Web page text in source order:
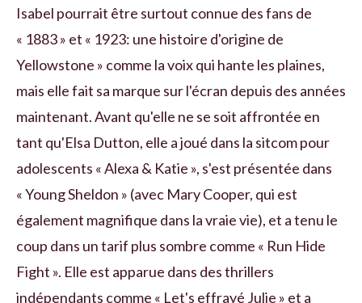
Isabel pourrait être surtout connue des fans de
« 1883 » et « 1923: une histoire d'origine de
Yellowstone » comme la voix qui hante les plaines,
mais elle fait sa marque sur l'écran depuis des années
maintenant. Avant qu'elle ne se soit affrontée en
tant qu'Elsa Dutton, elle a joué dans la sitcom pour
adolescents « Alexa & Katie », s'est présentée dans
« Young Sheldon » (avec Mary Cooper, qui est
également magnifique dans la vraie vie), et a tenu le
coup dans un tarif plus sombre comme « Run Hide
Fight ». Elle est apparue dans des thrillers
indépendants comme « Let's effrayé Julie » et a